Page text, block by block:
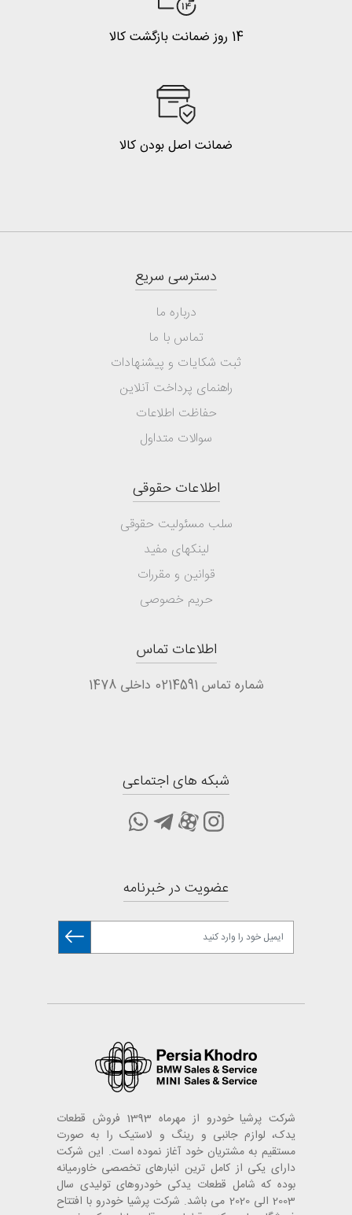
14 روز ضمانت بازگشت کالا
ضمانت اصل بودن کالا
دسترسی سریع
درباره ما
تماس با ما
ثبت شکایات و پیشنهادات
راهنمای پرداخت آنلاین
حفاظت اطلاعات
سوالات متداول
اطلاعات حقوقی
سلب مسئولیت حقوقی
لینکهای مفید
قوانین و مقررات
حریم خصوصی
اطلاعات تماس
شماره تماس 0214591 داخلی 1478
شبکه های اجتماعی
عضویت در خبرنامه
شرکت پرشیا خودرو از مهرماه 1393 فروش قطعات
یدک، لوازم جانبی و رینگ و لاستیک را به صورت
مستقیم به مشتریان خود آغاز نموده است. این شرکت
دارای یکی از کامل ترین انبارهای تخصصی خاورمیانه
بوده که شامل قطعات یدکی خودروهای تولیدی سال
2003 الی 2020 می باشد. شرکت پرشیا خودرو با افتتاح